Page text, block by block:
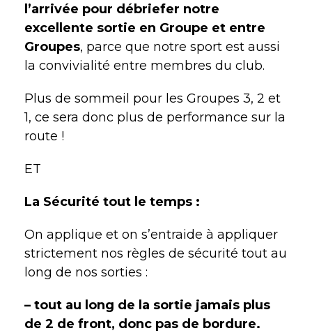
l’arrivée pour débriefer notre
excellente sortie en Groupe et entre
Groupes, parce que notre sport est aussi
la convivialité entre membres du club.
Plus de sommeil pour les Groupes 3, 2 et
1, ce sera donc plus de performance sur la
route !
ET
La Sécurité tout le temps :
On applique et on s’entraide à appliquer
strictement nos règles de sécurité tout au
long de nos sorties :
– tout au long de la sortie jamais plus
de 2 de front, donc pas de bordure.